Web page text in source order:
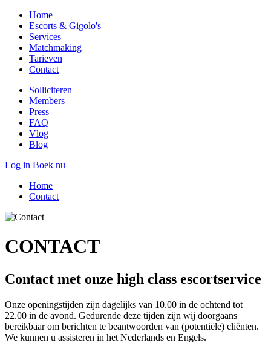
Home
Escorts & Gigolo's
Services
Matchmaking
Tarieven
Contact
Solliciteren
Members
Press
FAQ
Vlog
Blog
Log in Boek nu
Home
Contact
CONTACT
Contact met onze high class escortservice
Onze openingstijden zijn dagelijks van 10.00 in de ochtend tot
22.00 in de avond. Gedurende deze tijden zijn wij doorgaans
bereikbaar om berichten te beantwoorden van (potentiële) cliënten.
We kunnen u assisteren in het Nederlands en Engels.